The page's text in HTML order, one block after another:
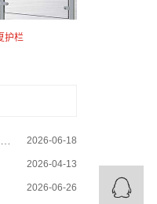
护栏
2026-06-18
2026-04-13
2026-06-26